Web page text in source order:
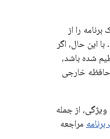
را از
این حال، اگر
شده باشد،
حافظه خارجی
ویژگی، از جمله
مراجعه